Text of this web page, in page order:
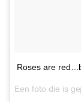
Roses are